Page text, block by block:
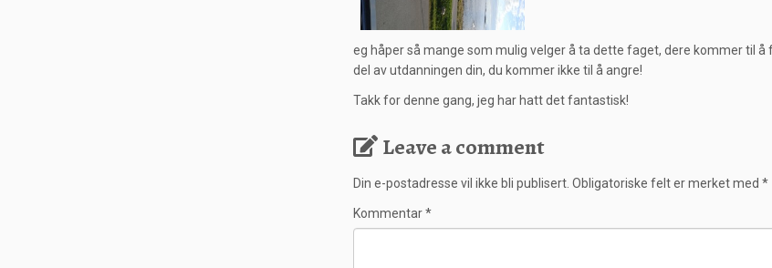
eg håper så mange som mulig velger å ta dette faget, dere kommer til
del av utdanningen din, du kommer ikke til å angre!
Takk for denne gang, jeg har hatt det fantastisk!
Leave a comment
Din e-postadresse vil ikke bli publisert. Obligatoriske felt er merket med *
Kommentar*